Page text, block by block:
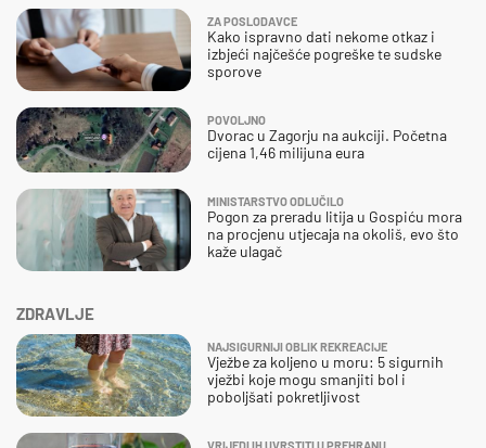
ZDRAVLJE
NAJSIGURNIJI OBLIK REKREACIJE
Vježbe za koljeno u moru: 5 sigurnih
vježbi koje mogu smanjiti bol i
poboljšati pokretljivost
ZA POSLODAVCE
Kako ispravno dati nekome otkaz i
izbjeći najčešće pogreške te sudske
sporove
POVOLJNO
Dvorac u Zagorju na aukciji. Početna
cijena 1,46 milijuna eura
MINISTARSTVO ODLUČILO
Pogon za preradu litija u Gospiću mora
na procjenu utjecaja na okoliš, evo što
kaže ulagač